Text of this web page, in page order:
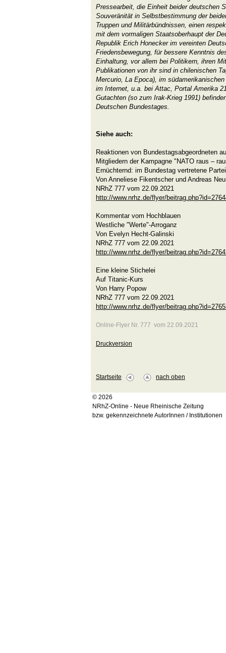
Pressearbeit, die Einheit beider deutschen
Souveränität in Selbstbestimmung der
Truppen und Militärbündnissen, einen
mit dem vormaligen Staatsoberhaupt der
Republik Erich Honecker im vereinten
Friedensbewegung, für bessere Kenntnis
Einhaltung, vor allem bei Politikern, ihren
Publikationen von ihr sind in chilenischen
Mercurio, La Epoca), im
im Internet, u.a. bei Attac, Portal Amerika
Gutachten (so zum Irak-Krieg 1991)
Deutschen Bundestages.
Siehe auch:
Reaktionen von Bundestagsabgeordneten
Mitgliedern der Kampagne "NATO raus –
Ernüchternd: im Bundestag vertretene
Von Anneliese Fikentscher und Andreas
NRhZ 777 vom 22.09.2021
http://www.nrhz.de/flyer/
Kommentar vom Hochblauen
Westliche "Werte"-Arroganz
Von Evelyn Hecht-Galinski
NRhZ 777 vom 22.09.2021
http://www.nrhz.de/flyer/
Eine kleine Stichelei
Auf Titanic-Kurs
Von Harry Popow
NRhZ 777 vom 22.09.2021
http://www.nrhz.de/flyer/
Online-Flyer Nr. 777 vom 22.09.2021
Druckversion
Startseite nach oben
© 2026
NRhZ-Online - Neue Rheinische Zeitung
bzw. gekennzeichnete AutorInnen / Institutionen